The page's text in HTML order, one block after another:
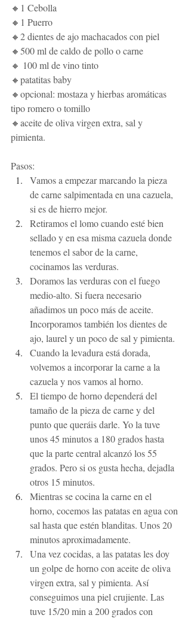
🔸1 Cebolla
🔸1 Puerro
🔸2 dientes de ajo machacados con piel
🔸500 ml de caldo de pollo o carne
🔸 100 ml de vino tinto
🔸patatitas baby
🔸opcional: mostaza y hierbas aromáticas
tipo romero o tomillo
🔸aceite de oliva virgen extra, sal y
pimienta.
Pasos:
Vamos a empezar marcando la pieza
de carne salpimentada en una cazuela,
si es de hierro mejor.
Retiramos el lomo cuando esté bien
sellado y en esa misma cazuela donde
tenemos el sabor de la carne,
cocinamos las verduras.
Doramos las verduras con el fuego
medio-alto. Si fuera necesario
añadimos un poco más de aceite.
Incorporamos también los dientes de
ajo, laurel y un poco de sal y pimienta.
Cuando la levadura está dorada,
volvemos a incorporar la carne a la
cazuela y nos vamos al horno.
El tiempo de horno dependerá del
tamaño de la pieza de carne y del
punto que queráis darle. Yo la tuve
unos 45 minutos a 180 grados hasta
que la parte central alcanzó los 55
grados. Pero si os gusta hecha, dejadla
otros 15 minutos.
Mientras se cocina la carne en el
horno, cocemos las patatas en agua con
sal hasta que estén blanditas. Unos 20
minutos aproximadamente.
Una vez cocidas, a las patatas les doy
un golpe de horno con aceite de oliva
virgen extra, sal y pimienta. Así
conseguimos una piel crujiente. Las
tuve 15/20 min a 200 grados con